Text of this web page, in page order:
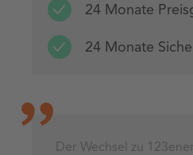
24 Monate
24 Monate
Der Wechsel zu